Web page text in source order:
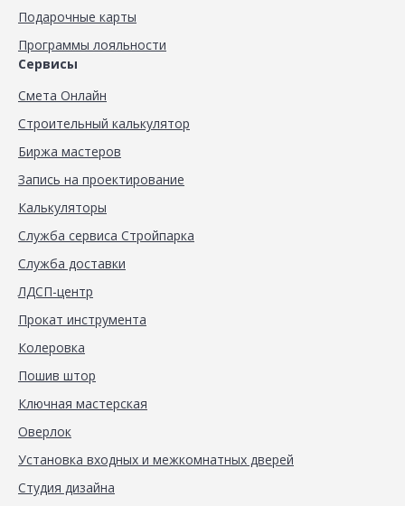
Подарочные карты
Программы лояльности
Сервисы
Смета Онлайн
Строительный калькулятор
Биржа мастеров
Запись на проектирование
Калькуляторы
Служба сервиса Стройпарка
Служба доставки
ЛДСП-центр
Прокат инструмента
Колеровка
Пошив штор
Ключная мастерская
Оверлок
Установка входных и межкомнатных дверей
Студия дизайна